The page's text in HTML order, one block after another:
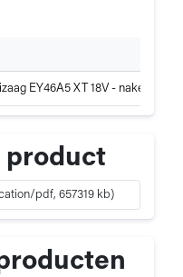
EY46A5 XT 18V - naked body
product
pdf, 657319 kb)